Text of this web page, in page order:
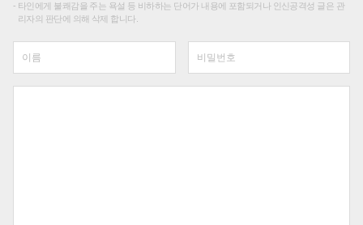
타인에게 불쾌감을 주는 욕설 등 비하하는 단어가 내용에 포함되거나 인신공격성 글은 관
리자의 판단에 의해 삭제 합니다.